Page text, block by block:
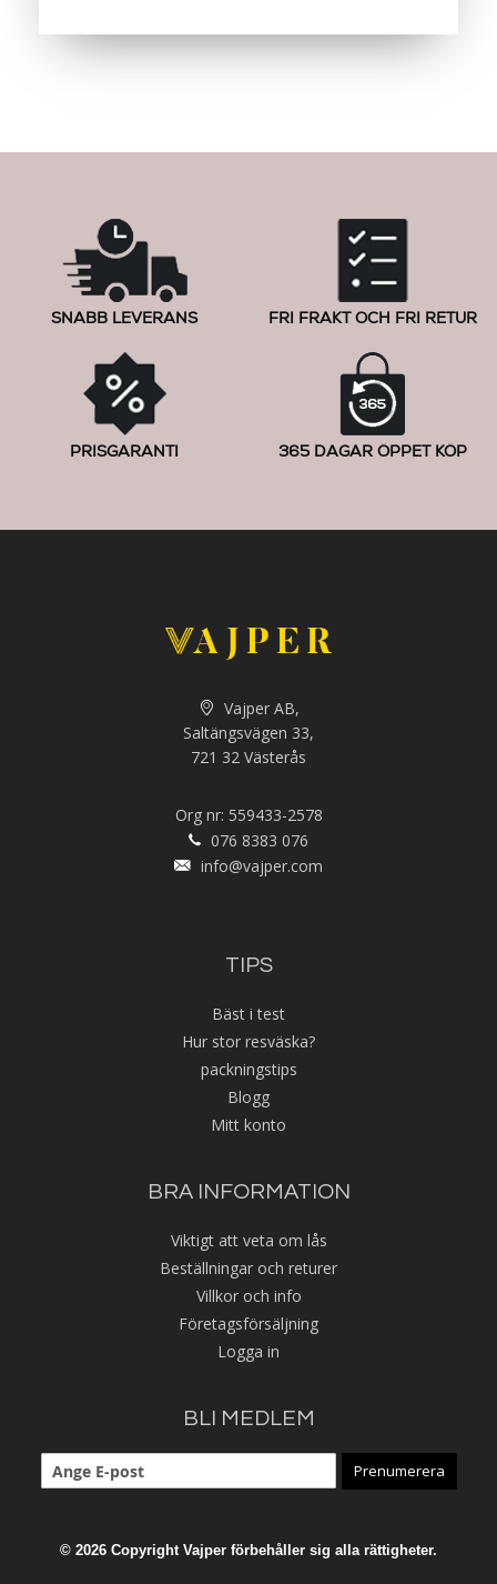
SNABB LEVERANS FRI FRAKT OCH FRI RETUR
PRISGARANTI 365 DAGAR ÖPPET KÖP
Vajper AB,
Saltängsvägen 33,
721 32 Västerås
Org nr: 559433-2578
076 8383 076
info@vajper.com
TIPS
Bäst i test
Hur stor resväska?
packningstips
Blogg
Mitt konto
BRA INFORMATION
Viktigt att veta om lås
Beställningar och returer
Villkor och info
Företagsförsäljning
Logga in
BLI MEDLEM
Prenumerera
© 2026 Copyright Vajper förbehåller sig alla rättigheter.